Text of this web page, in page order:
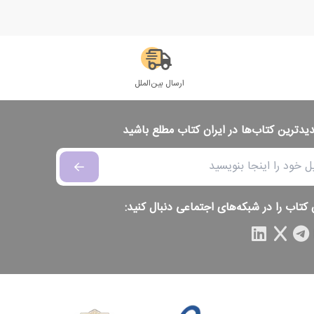
ارسال بین‌الملل
کتاب‌ها در ایران کتاب مطلع باشید
کتاب را در شبکه‌های اجتماعی دنبال کنید: